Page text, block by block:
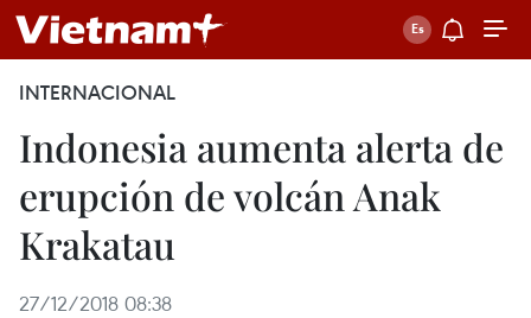
INTERNACIONAL
Indonesia aumenta alerta de
erupción de volcán Anak
Krakatau
27/12/2018 08:38